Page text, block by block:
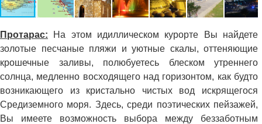
Протарас: На этом идиллическом курорте Вы найдете
золотые песчаные пляжи и уютные скалы, оттеняющие
крошечные заливы, полюбуетесь блеском утреннего
солнца, медленно восходящего над горизонтом, как будто
возникающего из кристально чистых вод искрящегося
Средиземного моря. Здесь, среди поэтических пейзажей,
Вы имеете возможность выбора между беззаботным